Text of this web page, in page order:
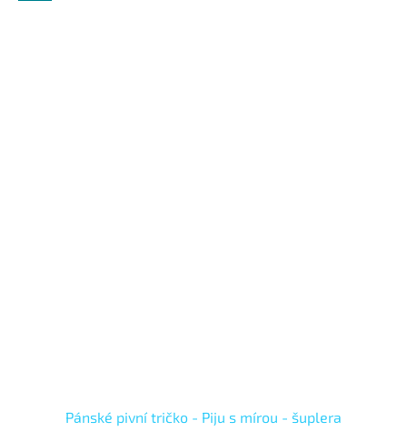
Pánské pivní tričko - Piju s mírou - šuplera